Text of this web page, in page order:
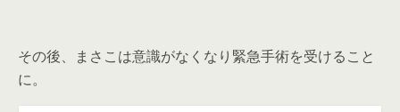
その後、まさこは意識がなくなり緊急手術を受けること
に。